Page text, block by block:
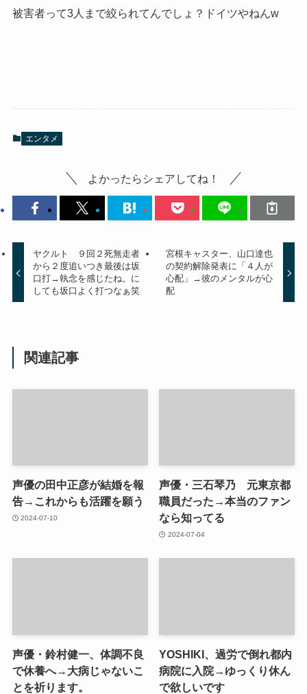
被害者って3人まで絞られてんでしょ？ドイツやねんw
エンタメ
よかったらシェアしてね！
ヤクルト ９回２死無走者
から２度追いつき最後は坂
口打→執念を感じたね。に
しても坂口よく打つなぁ笑
宮根キャスター、山口達也
の契約解除発表に「４人が
心配」→彼のメンタルが心
配
関連記事
声優の田中正彦が結婚を報
告→これからも活躍を願う
2024-07-10
声優・三石琴乃 元東京都
職員だった→本当のファン
なら知ってる
2024-07-04
声優・鈴村健一、体調不良
で休養へ→大病じゃないこ
とを祈ります。
YOSHIKI、過労で倒れ都内
病院に入院→ゆっくり休ん
で欲しいです